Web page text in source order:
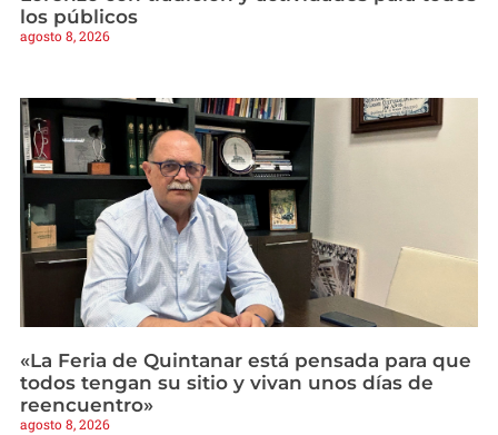
los públicos
agosto 8, 2026
«La Feria de Quintanar está pensada para que
todos tengan su sitio y vivan unos días de
reencuentro»
agosto 8, 2026